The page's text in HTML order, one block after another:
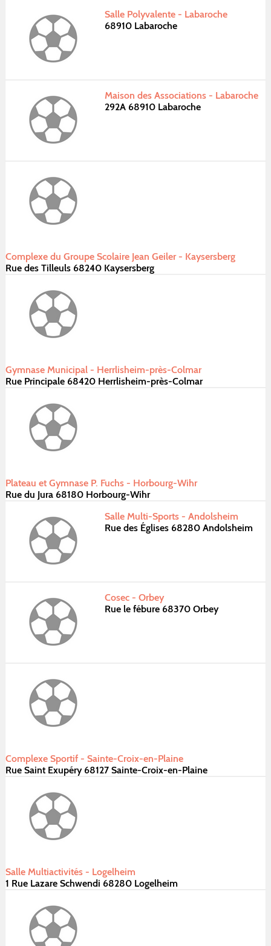
Salle Polyvalente - Labaroche
68910 Labaroche
Maison des Associations - Labaroche
292A 68910 Labaroche
Complexe du Groupe Scolaire Jean Geiler - Kaysersberg
Rue des Tilleuls 68240 Kaysersberg
Gymnase Municipal - Herrlisheim-près-Colmar
Rue Principale 68420 Herrlisheim-près-Colmar
Plateau et Gymnase P. Fuchs - Horbourg-Wihr
Rue du Jura 68180 Horbourg-Wihr
Salle Multi-Sports - Andolsheim
Rue des Églises 68280 Andolsheim
Cosec - Orbey
Rue le fébure 68370 Orbey
Complexe Sportif - Sainte-Croix-en-Plaine
Rue Saint Exupéry 68127 Sainte-Croix-en-Plaine
Salle Multiactivités - Logelheim
1 Rue Lazare Schwendi 68280 Logelheim